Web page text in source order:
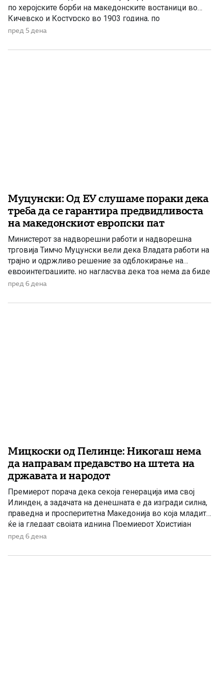
по херојските борби на македонските востаници во
Кичевско и Костурско во 1903 година, по
воспоставувањето на диктатурата на Јоанис Метаксас
деец Сократ Маркилов. Битката кај Ѓурѓејца во
пред 5 дена
Муцунски: Од ЕУ слушаме пораки дека
треба да се гарантира предвидливоста
на македонскиот европски пат
Министерот за надворешни работи и надворешна
трговија Тимчо Муцунски вели дека Владата работи на
трајно и одржливо решение за одблокирање на
евроинтеграциите, но нагласува дека тоа нема да биде
решение по секоја цена. Министерот за надворешни
интервју за МИА, изјави дека се работи на решение за
пред 6 дена
Мицкоски од Пелинце: Никогаш нема
да направам предавство на штета на
државата и народот
Премиерот порача дека секоја генерација има свој
Илинден, а задачата на денешната е да изгради силна,
праведна и просперитетна Македонија во која младите
ќе ја гледаат својата иднина Премиерот Христијан
Мицкоски, во своето обраќање во Меморијалниот
Илинден, порача дека никогаш нема да се откаже од
пред 6 дена